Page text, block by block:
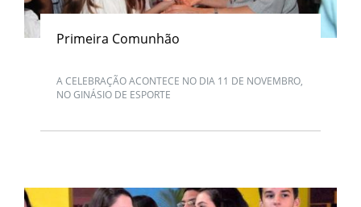
Primeira Comunhão
A CELEBRAÇÃO ACONTECE NO DIA 11 DE NOVEMBRO,
NO GINÁSIO DE ESPORTE